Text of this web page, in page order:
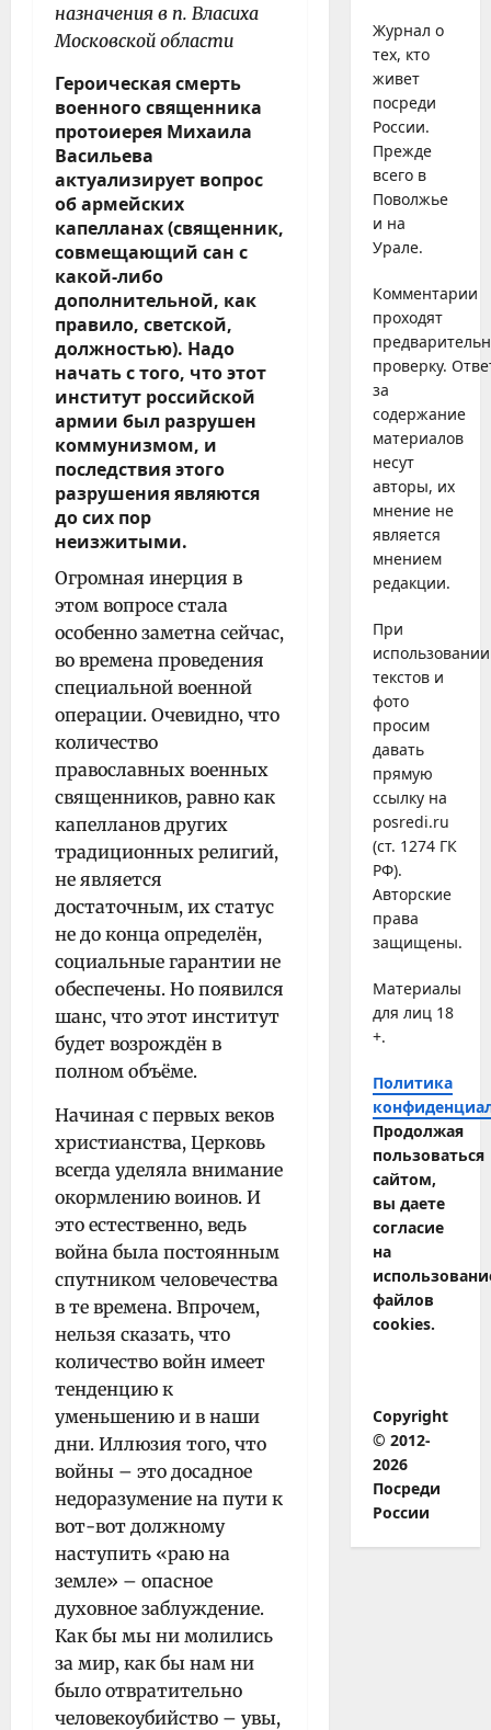
назначения в п. Власиха
Московской области
Героическая смерть
военного священника
протоиерея Михаила
Васильева
актуализирует вопрос
об армейских
капелланах (священник,
совмещающий сан с
какой-либо
дополнительной, как
правило, светской,
должностью). Надо
начать с того, что этот
институт российской
армии был разрушен
коммунизмом, и
последствия этого
разрушения являются
до сих пор
неизжитыми.
Огромная инерция в
этом вопросе стала
особенно заметна сейчас,
во времена проведения
специальной военной
операции. Очевидно, что
количество
православных военных
священников, равно как
капелланов других
традиционных религий,
не является
достаточным, их статус
не до конца определён,
социальные гарантии не
обеспечены. Но появился
шанс, что этот институт
будет возрождён в
полном объёме.
Начиная с первых веков
христианства, Церковь
всегда уделяла внимание
окормлению воинов. И
это естественно, ведь
война была постоянным
спутником человечества
в те времена. Впрочем,
нельзя сказать, что
количество войн имеет
тенденцию к
уменьшению и в наши
дни. Иллюзия того, что
войны – это досадное
недоразумение на пути к
вот-вот должному
наступить «раю на
земле» – опасное
духовное заблуждение.
Как бы мы ни молились
за мир, как бы нам ни
было отвратительно
человекоубийство – увы,
Журнал о
тех, кто
живет
посреди
России.
Прежде
всего в
Поволжье
и на
Урале.
Комментарии
проходят
проверку.
за
содержание
материалов
несут
авторы, их
мнение не
является
мнением
редакции.
При
использовании
текстов и
фото
просим
давать
прямую
ссылку на
posredi.ru
(ст. 1274 ГК
РФ).
Авторские
права
защищены.
Материалы
для лиц 18
+.
Политика
Продолжая
пользоваться
сайтом,
вы даете
согласие
на
файлов
cookies.
Copyright
© 2012-
2026
Посреди
России